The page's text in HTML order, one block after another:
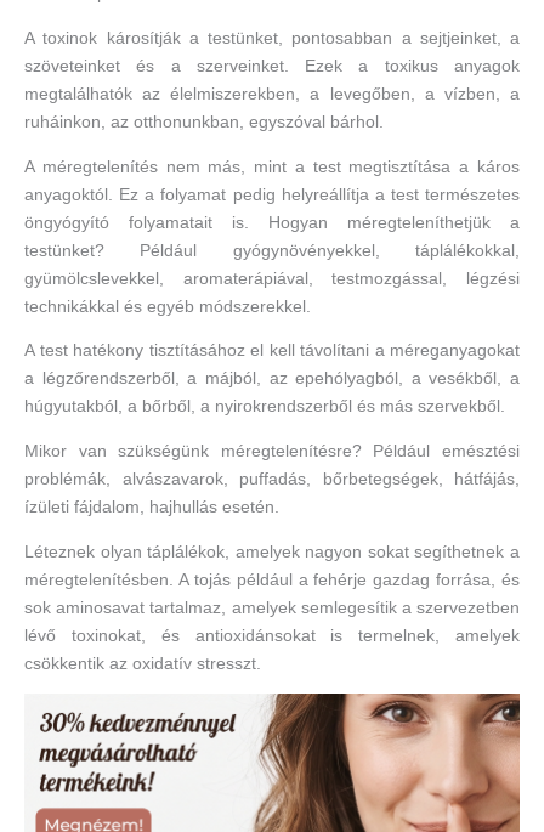
A toxinok károsítják a testünket, pontosabban a sejtjeinket, a
szöveteinket és a szerveinket. Ezek a toxikus anyagok
megtalálhatók az élelmiszerekben, a levegőben, a vízben, a
ruháinkon, az otthonunkban, egyszóval bárhol.
A méregtelenítés nem más, mint a test megtisztítása a káros
anyagoktól. Ez a folyamat pedig helyreállítja a test természetes
öngyógyító folyamatait is. Hogyan méregteleníthetjük a
testünket? Például gyógynövényekkel, táplálékokkal,
gyümölcslevekkel, aromaterápiával, testmozgással, légzési
technikákkal és egyéb módszerekkel.
A test hatékony tisztításához el kell távolítani a méreganyagokat
a légzőrendszerből, a májból, az epehólyagból, a vesékből, a
húgyutakból, a bőrből, a nyirokrendszerből és más szervekből.
Mikor van szükségünk méregtelenítésre? Például emésztési
problémák, alvászavarok, puffadás, bőrbetegségek, hátfájás,
ízületi fájdalom, hajhullás esetén.
Léteznek olyan táplálékok, amelyek nagyon sokat segíthetnek a
méregtelenítésben. A tojás például a fehérje gazdag forrása, és
sok aminosavat tartalmaz, amelyek semlegesítik a szervezetben
lévő toxinokat, és antioxidánsokat is termelnek, amelyek
csökkentik az oxidatív stresszt.